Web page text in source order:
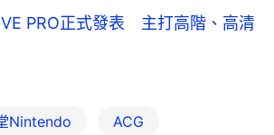
PRO正式發表 主打高階、高清
Nintendo ACG